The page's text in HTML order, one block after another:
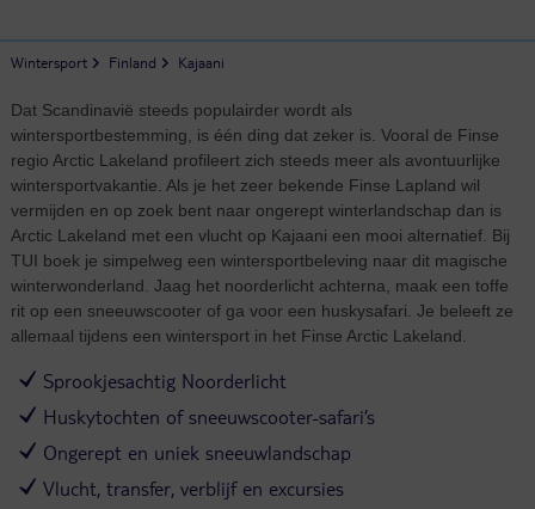
Wintersport Finland Kajaani
Dat Scandinavië steeds populairder wordt als
wintersportbestemming, is één ding dat zeker is. Vooral de Finse
regio Arctic Lakeland profileert zich steeds meer als avontuurlijke
wintersportvakantie. Als je het zeer bekende Finse Lapland wil
vermijden en op zoek bent naar ongerept winterlandschap dan is
Arctic Lakeland met een vlucht op Kajaani een mooi alternatief. Bij
TUI boek je simpelweg een wintersportbeleving naar dit magische
winterwonderland. Jaag het noorderlicht achterna, maak een toffe
rit op een sneeuwscooter of ga voor een huskysafari. Je beleeft ze
allemaal tijdens een wintersport in het Finse Arctic Lakeland.
Sprookjesachtig Noorderlicht
Huskytochten of sneeuwscooter-safari’s
Ongerept en uniek sneeuwlandschap​
Vlucht, transfer, verblijf en excursies